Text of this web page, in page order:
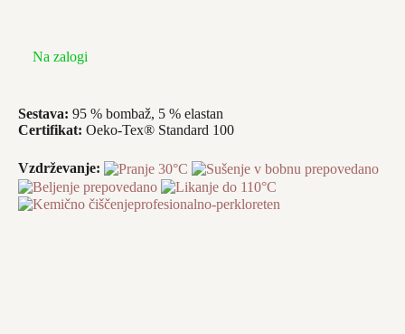
Na zalogi
Sestava: 95 % bombaž, 5 % elastan
Certifikat: Oeko-Tex® Standard 100
Vzdrževanje: